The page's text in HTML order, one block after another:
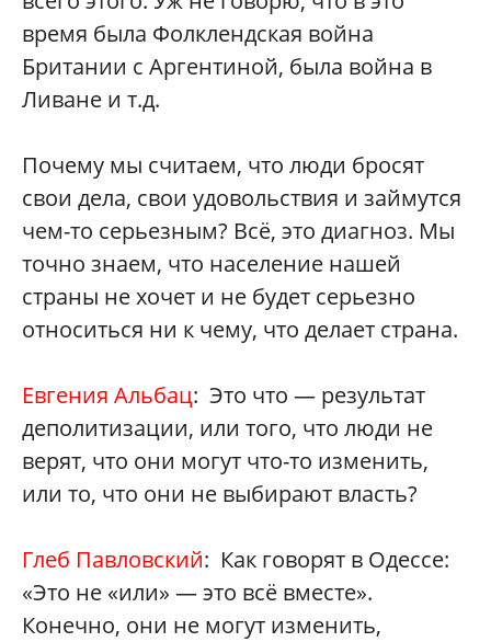
время была Фолклендская война
Британии с Аргентиной, была война в
Ливане и т.д.
Почему мы считаем, что люди бросят
свои дела, свои удовольствия и займутся
чем-то серьезным? Всё, это диагноз. Мы
точно знаем, что население нашей
страны не хочет и не будет серьезно
относиться ни к чему, что делает страна.
Евгения Альбац: Это что — результат
деполитизации, или того, что люди не
верят, что они могут что-то изменить,
или то, что они не выбирают власть?
Глеб Павловский: Как говорят в Одессе:
«Это не «или» — это всё вместе».
Конечно, они не могут изменить,